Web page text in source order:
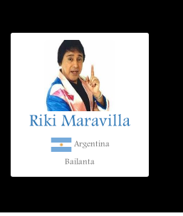
Riki Maravilla
Argentina
Bailanta